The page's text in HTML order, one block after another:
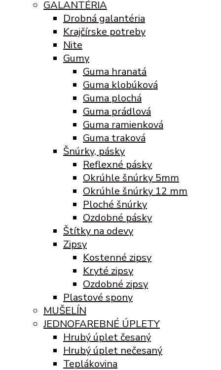
GALANTÉRIA
Drobná galantéria
Krajčírske potreby
Nite
Gumy
Guma hranatá
Guma klobúková
Guma plochá
Guma prádlová
Guma ramienková
Guma traková
Šnúrky, pásky
Reflexné pásky
Okrúhle šnúrky 5mm
Okrúhle šnúrky 12 mm
Ploché šnúrky
Ozdobné pásky
Štítky na odevy
Zipsy
Kostenné zipsy
Kryté zipsy
Ozdobné zipsy
Plastové spony
MUŠELÍN
JEDNOFAREBNÉ ÚPLETY
Hrubý úplet česaný
Hrubý úplet nečesaný
Teplákovina